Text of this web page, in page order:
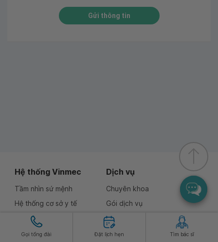
Gửi thông tin
Gọi tổng đài Đặt lịch hẹn Tìm bác sĩ
Hệ thống Vinmec
Tầm nhìn sứ mệnh
Hệ thống cơ sở y tế
Tìm bác sĩ
Làm việc tại Vinmec
Dịch vụ
Chuyên khoa
Gói dịch vụ
Bảo hiểm
Đặt lịch hẹn